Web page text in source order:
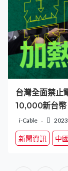
台灣全面禁止
10,000新台
i-Cable
新聞資訊 中